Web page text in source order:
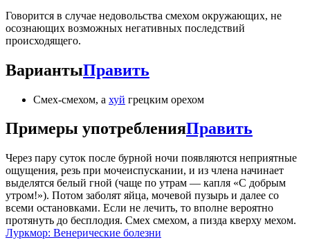
Говорится в случае недовольства смехом окружающих, не
осознающих возможных негативных последствий
происходящего.
ВариантыПравить
Смех-смехом, а хуй грецким орехом
Примеры употребленияПравить
Через пару суток после бурной ночи появляются неприятные
ощущения, резь при мочеиспускании, и из члена начинает
выделятся белый гной (чаще по утрам — капля «С добрым
утром!»). Потом заболят яйца, мочевой пузырь и далее со
всеми остановками. Если не лечить, то вполне вероятно
протянуть до бесплодия. Смех смехом, а пизда кверху мехом.
Луркмор: Венерические болезни